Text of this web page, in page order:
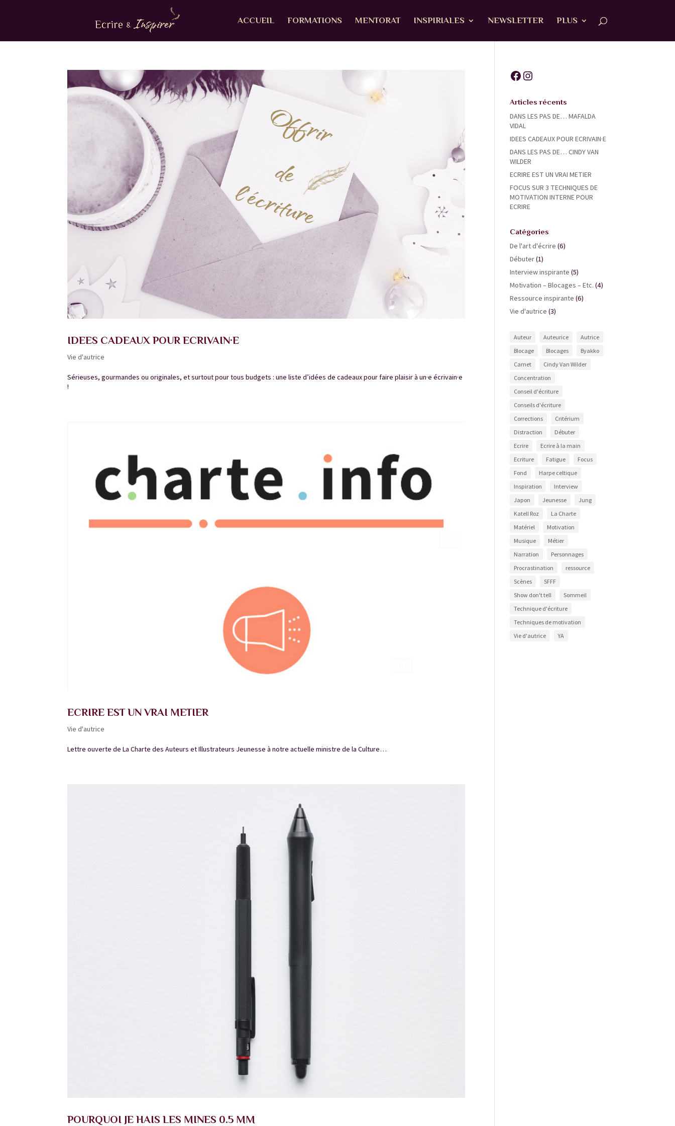
ACCUEIL FORMATIONS MENTORAT INSPIRIALES NEWSLETTER PLUS
IDEES CADEAUX POUR ECRIVAIN·E
Vie d'autrice
Sérieuses, gourmandes ou originales, et surtout pour tous budgets : une liste d’idées de cadeaux pour faire plaisir à un·e écrivain·e
!
ECRIRE EST UN VRAI METIER
Vie d'autrice
Lettre ouverte de La Charte des Auteurs et Illustrateurs Jeunesse à notre actuelle ministre de la Culture…
POURQUOI JE HAIS LES MINES 0.5 MM
Facebook
Instagram
Articles récents
DANS LES PAS DE… MAFALDA
VIDAL
IDEES CADEAUX POUR ECRIVAIN·E
DANS LES PAS DE… CINDY VAN
WILDER
ECRIRE EST UN VRAI METIER
FOCUS SUR 3 TECHNIQUES DE
MOTIVATION INTERNE POUR
ECRIRE
Catégories
De l'art d'écrire (6)
Débuter(1)
Interview inspirante (5)
Motivation – Blocages – Etc. (4)
Ressource inspirante (6)
Vie d'autrice (3)
Auteur Auteurice
Autrice
Blocage
Blocages
Byakko
Carnet
Cindy Van Wilder
Concentration
Conseil d'écriture
Conseils d'écriture
Corrections
Critérium
Distraction
Débuter
Ecrire
Ecrire à la main
Ecriture
Fatigue
Focus
Fond
Harpe celtique
Inspiration
Interview
Japon
Jeunesse
Jung
Katell Roz
La Charte
Matériel
Motivation
Musique
Métier
Narration
Personnages
Procrastination
ressource
Scènes
SFFF
Show don't tell
Sommeil
Technique d'écriture
Techniques de motivation
Vie d'autrice
YA